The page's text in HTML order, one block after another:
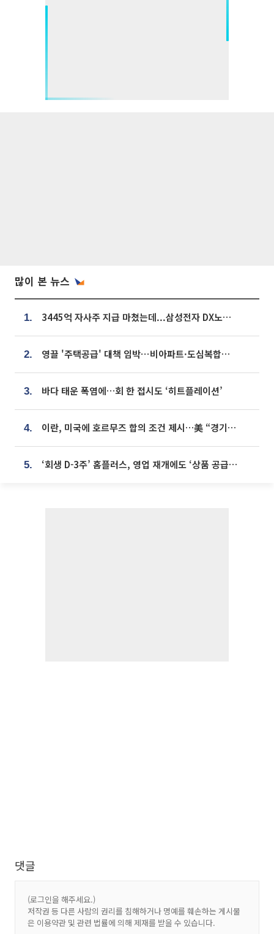
많이 본 뉴스
1. 3445억 자사주 지급 마쳤는데...삼성전자 DX노조, 뒤늦은 '떼쓰기 집회'
2. 영끌 '주택공급' 대책 임박⋯비아파트·도심복합까지 총동원
3. 바다 태운 폭염에…회 한 접시도 ‘히트플레이션’
4. 이란, 미국에 호르무즈 합의 조건 제시…美 “경기 아직 안 끝나” [종합]
5. ‘회생 D-3주’ 홈플러스, 영업 재개에도 ‘상품 공급망’ 복구가 생존 관건
댓글